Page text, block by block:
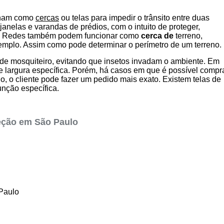
como cercas ou telas para impedir o trânsito entre duas
e varandas de prédios, com o intuito de proteger,
também podem funcionar como cerca de terreno,
Assim como pode determinar o perímetro de um terreno.
mosquiteiro, evitando que insetos invadam o ambiente. Em
específica. Porém, há casos em que é possível
o cliente pode fazer um pedido mais exato. Existem telas de
específica.
em São Paulo